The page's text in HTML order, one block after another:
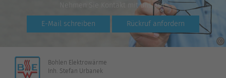
Nehmen Sie Kontakt mit uns auf!
E-Mail schreiben Rückruf anfordern
Bohlen Elektrowärme
Inh. Stefan Urbanek